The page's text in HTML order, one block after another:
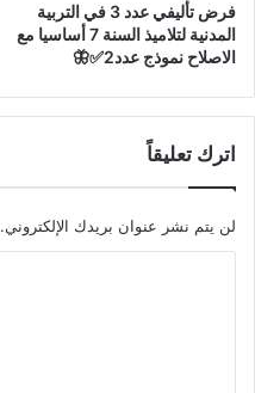
فرض تأليفي عدد 3 في التربية
المدنية لتلاميذ السنة 7 أساسيا مع
الاصلاح نموذج عدد2✅🦋
اترك تعليقاً
لن يتم نشر عنوان بريدك الإلكتروني.